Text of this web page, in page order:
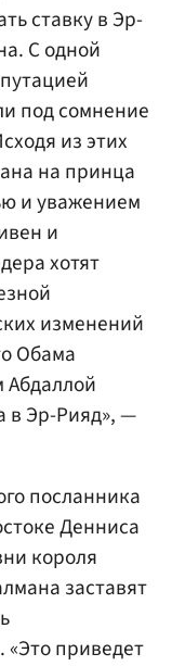
ставку в Эр-
С одной
под сомнение
из этих
на принца
и уважением
и
хотят
изменений
Обама
Абдаллой
в Эр-Рияд», —
посланника
Денниса
короля
заставят
«Это приведет